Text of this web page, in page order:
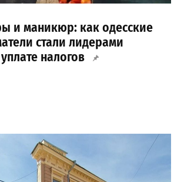
и маникюр: как одесские
стали лидерами
налогов